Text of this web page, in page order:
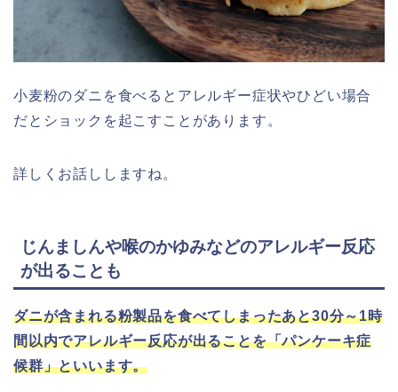
小麦粉のダニを食べるとアレルギー症状やひどい場合
だとショックを起こすことがあります。
詳しくお話ししますね。
じんましんや喉のかゆみなどのアレルギー反応
が出ることも
ダニが含まれる粉製品を食べてしまったあと30分～1時
間以内でアレルギー反応が出ることを「パンケーキ症
候群」といいます。